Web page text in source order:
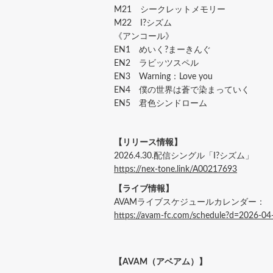
M21 シークレットメモリー
M22 I?シズム
《アンコール》
EN1 めいく?まーきんぐ
EN2 ラビッツスペル
EN3 Warning：Love you
EN4 僕の世界は蒼で染まっていく
EN5 君色シンドローム
【リリース情報】
2026.4.30.配信シングル「I?シズム」
https://nex-tone.link/A00217693
【ライブ情報】
AVAMライブスケジュールカレンダー：
https://avam-fc.com/schedule?d=2026-
【AVAM（アベアム）】